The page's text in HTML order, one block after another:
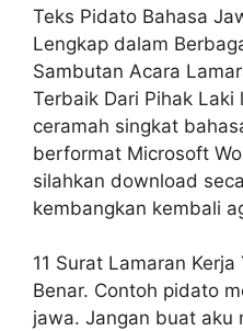
Teks Pidato Bahasa
Lengkap dalam
Sambutan Acara
Terbaik Dari Pihak
ceramah singkat
berformat Microsoft
silahkan download
kembangkan kembali
11 Surat Lamaran
Benar. Contoh pidato
jawa. Jangan buat aku